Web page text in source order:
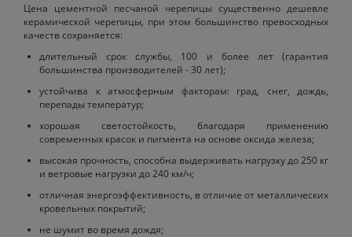
Цена цементной песчаной черепицы существенно дешевле
керамической черепицы, при этом большинство превосходных
качеств сохраняется:
длительный срок службы, 100 и более лет (гарантия
большинства производителей - 30 лет);
устойчива к атмосферным факторам: град, снег, дождь,
перепады температур;
хорошая светостойкость, благодаря применению
современных красок и пигмента на основе оксида железа;
высокая прочность, способна выдерживать нагрузку до 250 кг
и ветровые нагрузки до 240 км/ч;
отличная энергоэффективность, в отличие от металлических
кровельных покрытий;
не шумит во время дождя;